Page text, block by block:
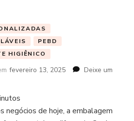
PEBD
HIGIÊNICO
fevereiro 13, 2025
Deixe um
negócios de hoje, a embalagem